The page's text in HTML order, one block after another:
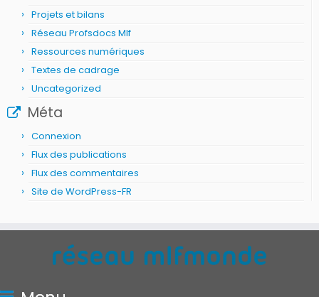
Projets et bilans
Réseau Profsdocs Mlf
Ressources numériques
Textes de cadrage
Uncategorized
Méta
Connexion
Flux des publications
Flux des commentaires
Site de WordPress-FR